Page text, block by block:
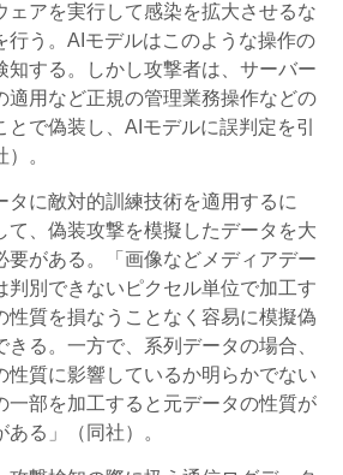
ェアを実行して感染を拡大させるな
行う。AIモデルはこのような操作の
知する。しかし攻撃者は、サーバー
適用など正規の管理業務操作などの
で偽装し、AIモデルに誤判定を引
。
に敵対的訓練技術を適用するに
て、偽装攻撃を模擬したデータを大
要がある。「画像などメディアデー
判別できないピクセル単位で加工す
性質を損なうことなく容易に模擬偽
る。一方で、系列データの場合、
性質に影響しているか明らかでない
一部を加工すると元データの性質が
る」（同社）。